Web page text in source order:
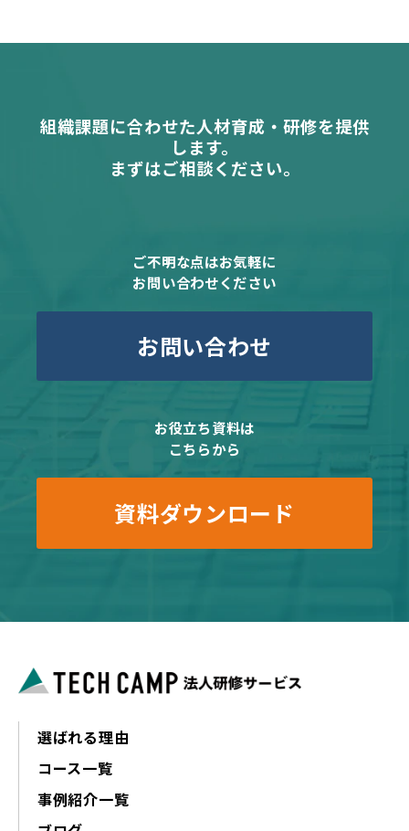
組織課題に合わせた人材育成・研修を提供
します。
まずはご相談ください。
ご不明な点はお気軽に
お問い合わせください
お問い合わせ
お役立ち資料は
こちらから
資料ダウンロード
選ばれる理由
コース一覧
事例紹介一覧